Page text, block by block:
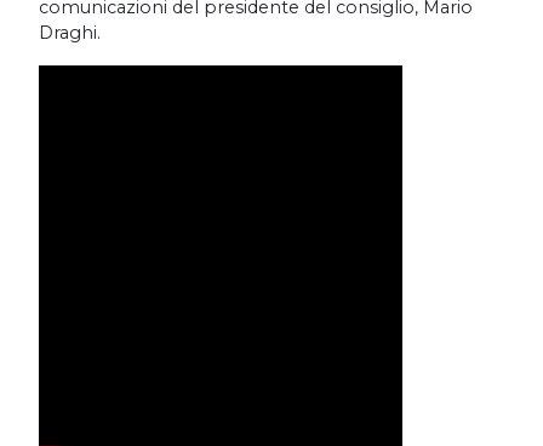
comunicazioni del presidente del consiglio, Mario
Draghi.